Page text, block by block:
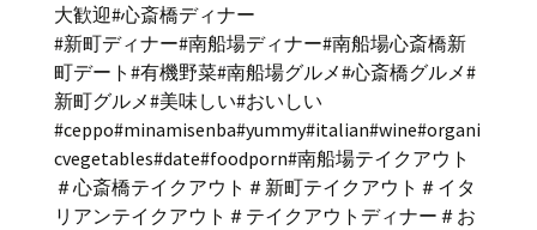
大歓迎#心斎橋ディナー
#新町ディナー#南船場ディナー#南船場心斎橋新
町デート#有機野菜#南船場グルメ#心斎橋グルメ#
新町グルメ#美味しい#おいしい
#ceppo#minamisenba#yummy#italian#wine#organi
cvegetables#date#foodporn#南船場テイクアウト
＃心斎橋テイクアウト＃新町テイクアウト＃イタ
リアンテイクアウト＃テイクアウトディナー＃お